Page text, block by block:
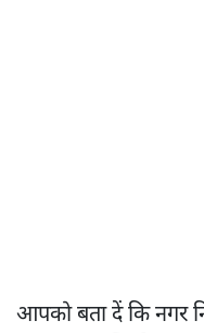
आपको बता दें कि नगर